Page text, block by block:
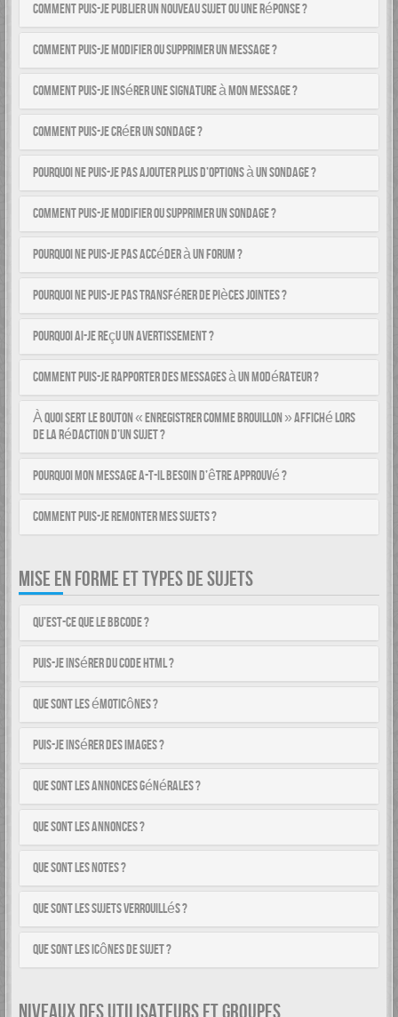
Comment puis-je publier un nouveau sujet ou une réponse ?
Comment puis-je modifier ou supprimer un message ?
Comment puis-je insérer une signature à mon message ?
Comment puis-je créer un sondage ?
Pourquoi ne puis-je pas ajouter plus d’options à un sondage ?
Comment puis-je modifier ou supprimer un sondage ?
Pourquoi ne puis-je pas accéder à un forum ?
Pourquoi ne puis-je pas transférer de pièces jointes ?
Pourquoi ai-je reçu un avertissement ?
Comment puis-je rapporter des messages à un modérateur ?
À quoi sert le bouton « Enregistrer comme brouillon » affiché lors
de la rédaction d’un sujet ?
Pourquoi mon message a-t-il besoin d’être approuvé ?
Comment puis-je remonter mes sujets ?
MISE EN FORME ET TYPES DE SUJETS
Qu’est-ce que le BBCode ?
Puis-je insérer du code HTML ?
Que sont les émoticônes ?
Puis-je insérer des images ?
Que sont les annonces générales ?
Que sont les annonces ?
Que sont les notes ?
Que sont les sujets verrouillés ?
Que sont les icônes de sujet ?